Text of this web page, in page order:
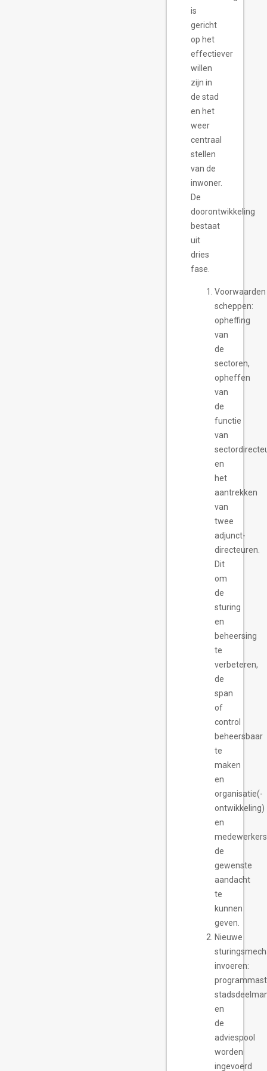
is
gericht
op het
effectiever
willen
zijn in
de stad
en het
weer
centraal
stellen
van de
inwoner.
De
doorontwikkeling
bestaat
uit
dries
fase.
Voorwaarden
scheppen:
opheffing
van
de
sectoren,
opheffen
van
de
functie
van
en
het
aantrekken
van
twee
adjunct-
directeuren.
Dit
om
de
sturing
en
beheersing
te
verbeteren,
de
span
of
control
beheersbaar
te
maken
en
organisatie(-
ontwikkeling)
en
medewerkers
de
gewenste
aandacht
te
kunnen
geven.
Nieuwe
invoeren:
en
de
adviespool
worden
ingevoerd